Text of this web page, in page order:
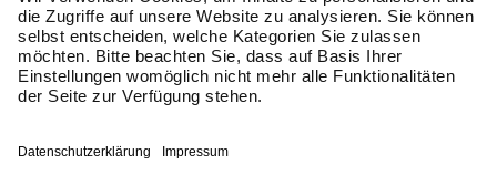
Gesellschafter werden
Karriere
Downloads